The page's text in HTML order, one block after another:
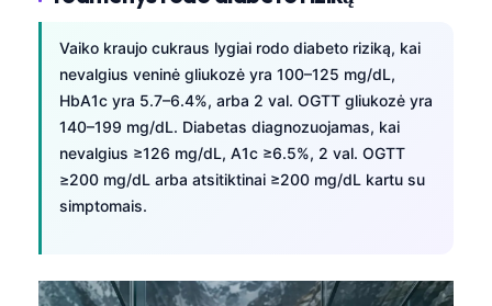
Vaiko kraujo cukraus lygiai rodo diabeto riziką, kai
nevalgius veninė gliukozė yra 100–125 mg/dL,
HbA1c yra 5.7–6.4%, arba 2 val. OGTT gliukozė yra
140–199 mg/dL. Diabetas diagnozuojamas, kai
nevalgius ≥126 mg/dL, A1c ≥6.5%, 2 val. OGTT
≥200 mg/dL arba atsitiktinai ≥200 mg/dL kartu su
simptomais.
Հայերեն
Српски језик
Svenska
Bosanski
Azərbaycan dili
Eesti